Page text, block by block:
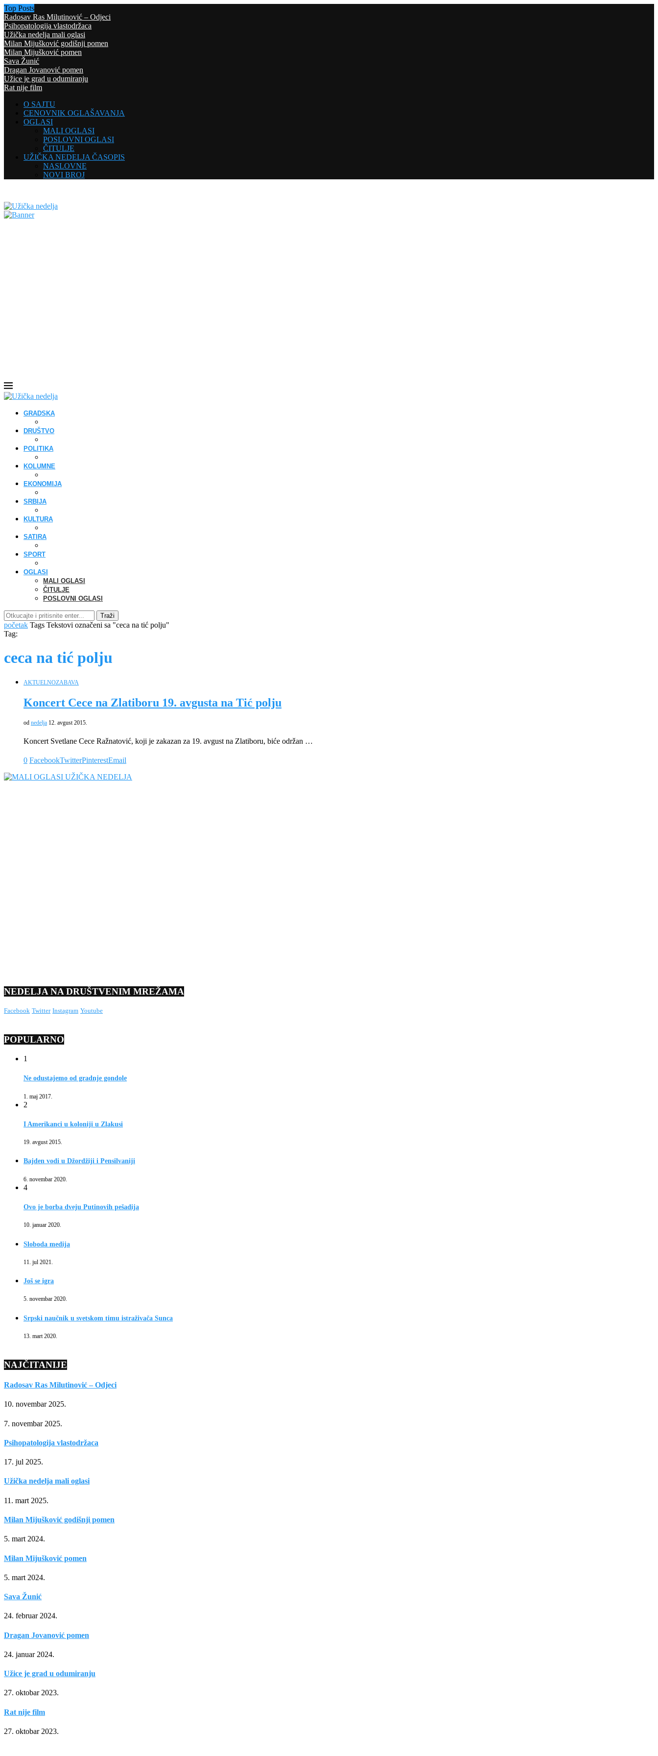
Top Posts
Radosav Ras Milutinović – Odjeci
Psihopatologija vlastodržaca
Užička nedelja mali oglasi
Milan Mijušković godišnji pomen
Milan Mijušković pomen
Sava Žunić
Dragan Jovanović pomen
Užice je grad u odumiranju
Rat nije film
O SAJTU
CENOVNIK OGLAŠAVANJA
OGLASI
MALI OGLASI
POSLOVNI OGLASI
ČITULJE
UŽIČKA NEDELJA ČASOPIS
NASLOVNE
NOVI BROJ
GRADSKA
DRUŠTVO
POLITIKA
KOLUMNE
EKONOMIJA
SRBIJA
KULTURA
SATIRA
SPORT
OGLASI
MALI OGLASI
ČITULJE
POSLOVNI OGLASI
Traži
početak Tags Tekstovi označeni sa "ceca na tić polju"
Tag:
ceca na tić polju
AKTUELNOZABAVA
Koncert Cece na Zlatiboru 19. avgusta na Tić polju
od nedelja 12. avgust 2015.
Koncert Svetlane Cece Ražnatović, koji je zakazan za 19. avgust na Zlatiboru, biće održan …
0 FacebookTwitterPinterestEmail
NEDELJA NA DRUŠTVENIM MREŽAMA
Facebook Twitter Instagram Youtube
POPULARNO
1
Ne odustajemo od gradnje gondole
1. maj 2017.
2
I Amerikanci u koloniji u Zlakusi
19. avgust 2015.
Bajden vodi u Džordžiji i Pensilvaniji
6. novembar 2020.
4
Ovo je borba dveju Putinovih pešadija
10. januar 2020.
Sloboda medija
11. jul 2021.
Još se igra
5. novembar 2020.
Srpski naučnik u svetskom timu istraživača Sunca
13. mart 2020.
NAJČITANIJE
Radosav Ras Milutinović – Odjeci
10. novembar 2025.
7. novembar 2025.
Psihopatologija vlastodržaca
17. jul 2025.
Užička nedelja mali oglasi
11. mart 2025.
Milan Mijušković godišnji pomen
5. mart 2024.
Milan Mijušković pomen
5. mart 2024.
Sava Žunić
24. februar 2024.
Dragan Jovanović pomen
24. januar 2024.
Užice je grad u odumiranju
27. oktobar 2023.
Rat nije film
27. oktobar 2023.